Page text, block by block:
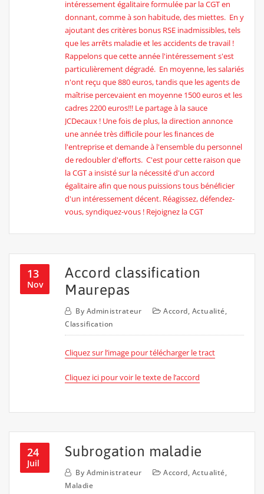
13
Nov
Accord classification
Maurepas
By Administrateur Accord, Actualité,
Classification
Cliquez sur l’image pour télécharger le tract
Cliquez ici pour voir le texte de l’accord
24
Juil
Subrogation maladie
By Administrateur Accord, Actualité,
Maladie